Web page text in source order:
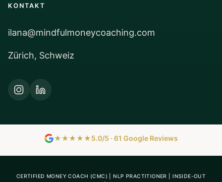
KONTAKT
ilana@mindfulmoneycoaching.com
Zürich, Schweiz
★★★★★5.0/5 · 61 Google Reviews
CERTIFIED MONEY COACH (CMC) | NLP PRACTITIONER | INSIDE-OUT